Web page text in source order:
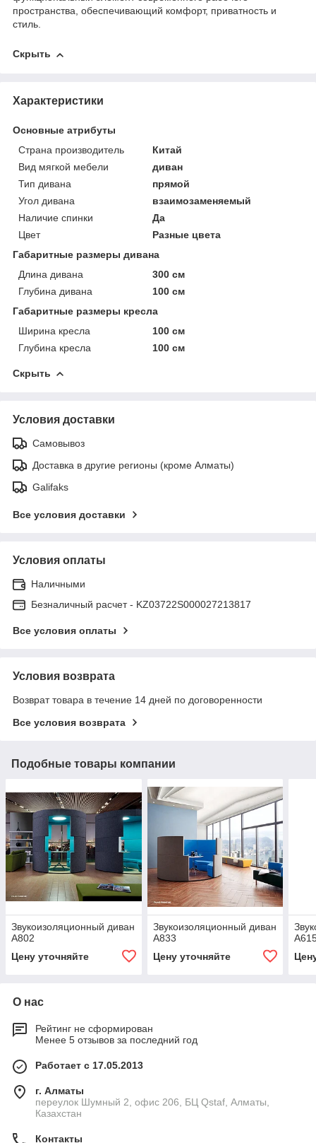
пространства, обеспечивающий комфорт, приватность и
стиль.
Скрыть
Характеристики
Основные атрибуты
Страна производитель
Китай
Вид мягкой мебели
диван
Тип дивана
прямой
Угол дивана
взаимозаменяемый
Наличие спинки
Да
Цвет
Разные цвета
Габаритные размеры дивана
Длина дивана
300 см
Глубина дивана
100 см
Габаритные размеры кресла
Ширина кресла
100 см
Глубина кресла
100 см
Скрыть
Условия доставки
Самовывоз
Доставка в другие регионы (кроме Алматы)
Galifaks
Все условия доставки
Условия оплаты
Наличными
Безналичный расчет - KZ03722S000027213817
Все условия оплаты
Условия возврата
Возврат товара в течение 14 дней по договоренности
Все условия возврата
Подобные товары компании
Звукоизоляционный диван
A802
Цену уточняйте
Звукоизоляционный диван
A833
Цену уточняйте
О нас
Рейтинг не сформирован
Менее 5 отзывов за последний год
Работает с 17.05.2013
г. Алматы
переулок Шумный 2, офис 206, БЦ Qstaf, Алматы,
Казахстан
Контакты